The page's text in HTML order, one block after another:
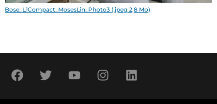
Bose_L1Compact_MosesLin_Photo3 (.jpeg 2,8 Mo)